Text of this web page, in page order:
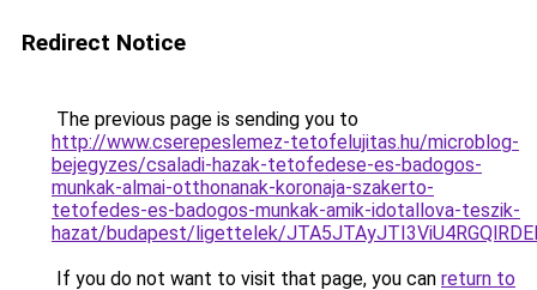
Redirect Notice
The previous page is sending you to
http://www.cserepeslemez-tetofelujitas.hu/microblog-
bejegyzes/csaladi-hazak-tetofedese-es-badogos-
munkak-almai-otthonanak-koronaja-szakerto-
tetofedes-es-badogos-munkak-amik-idotallova-teszik-
hazat/budapest/ligettelek/
If you do not want to visit that page, you can return to